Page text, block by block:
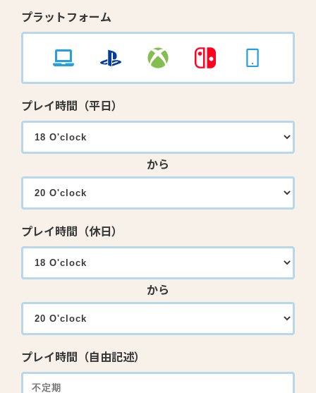
プラットフォーム
プレイ時間（平日）
から
プレイ時間（休日）
から
プレイ時間（自由記述）